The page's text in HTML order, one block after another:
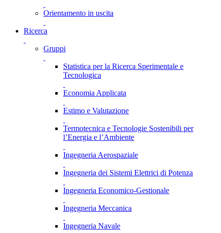
Orientamento in uscita
Ricerca
Gruppi
Statistica per la Ricerca Sperimentale e
Tecnologica
Economia Applicata
Estimo e Valutazione
Termotecnica e Tecnologie Sostenibili per
l’Energia e l’Ambiente
Ingegneria Aerospaziale
Ingegneria dei Sistemi Elettrici di Potenza
Ingegneria Economico-Gestionale
Ingegneria Meccanica
Ingegneria Navale